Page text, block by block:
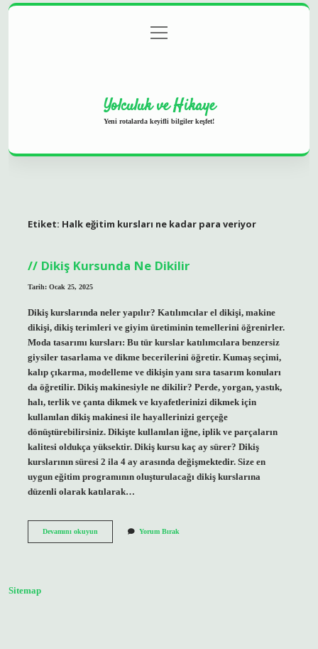
Gizlilik Politikası
menüyü
aç
Yolculuk ve Hikaye
Yeni rotalarda keyifli bilgiler keşfet!
Etiket: Halk eğitim kursları ne kadar para veriyor
Dikiş Kursunda Ne Dikilir
Tarih: Ocak 25, 2025
Dikiş kurslarında neler yapılır? Katılımcılar el dikişi, makine
dikişi, dikiş terimleri ve giyim üretiminin temellerini öğrenirler.
Moda tasarımı kursları: Bu tür kurslar katılımcılara benzersiz
giysiler tasarlama ve dikme becerilerini öğretir. Kumaş seçimi,
kalıp çıkarma, modelleme ve dikişin yanı sıra tasarım konuları
da öğretilir. Dikiş makinesiyle ne dikilir? Perde, yorgan, yastık,
halı, terlik ve çanta dikmek ve kıyafetlerinizi dikmek için
kullanılan dikiş makinesi ile hayallerinizi gerçeğe
dönüştürebilirsiniz. Dikişte kullanılan iğne, iplik ve parçaların
kalitesi oldukça yüksektir. Dikiş kursu kaç ay sürer? Dikiş
kurslarının süresi 2 ila 4 ay arasında değişmektedir. Size en
uygun eğitim programının oluşturulacağı dikiş kurslarına
düzenli olarak katılarak…
Devamını okuyunDikiş
Yorum Bırak
Sitemap